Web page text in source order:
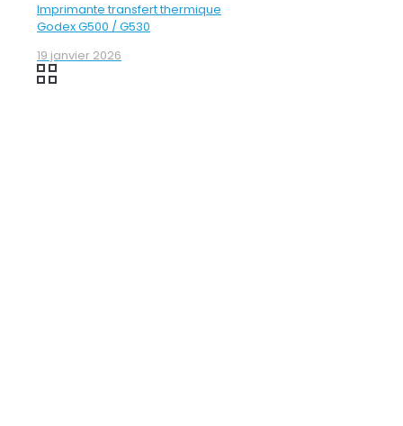
Imprimante transfert thermique
Godex G500 / G530
19 janvier 2026